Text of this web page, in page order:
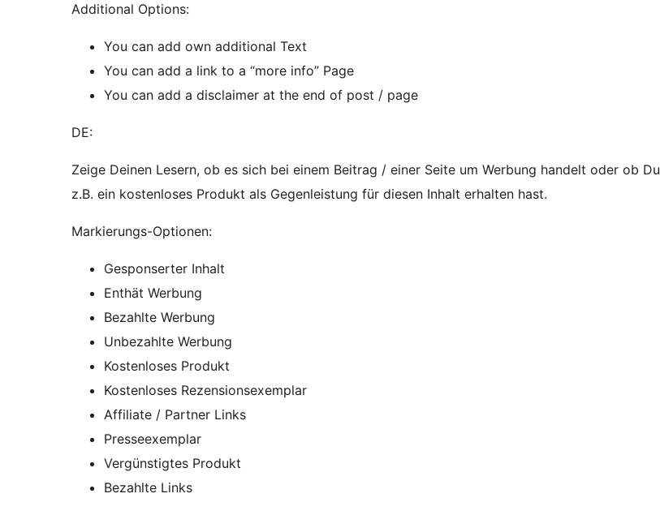
Additional Options:
You can add own additional Text
You can add a link to a “more info” Page
You can add a disclaimer at the end of post / page
DE:
Zeige Deinen Lesern, ob es sich bei einem Beitrag / einer Seite um Werbung handelt oder ob Du
z.B. ein kostenloses Produkt als Gegenleistung für diesen Inhalt erhalten hast.
Markierungs-Optionen:
Gesponserter Inhalt
Enthät Werbung
Bezahlte Werbung
Unbezahlte Werbung
Kostenloses Produkt
Kostenloses Rezensionsexemplar
Affiliate / Partner Links
Presseexemplar
Vergünstigtes Produkt
Bezahlte Links